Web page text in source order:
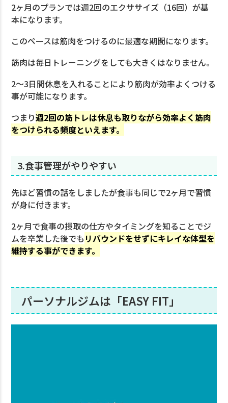
2ヶ月のプランでは週2回のエクササイズ（16回）が基
本になります。
このペースは筋肉をつけるのに最適な期間になります。
筋肉は毎日トレーニングをしても大きくはなりません。
2〜3日間休息を入れることにより筋肉が効率よくつける
事が可能になります。
つまり週2回の筋トレは休息も取りながら効率よく筋肉
をつけられる頻度といえます。
3.食事管理がやりやすい
先ほど習慣の話をしましたが食事も同じで2ヶ月で習慣
が身に付きます。
2ヶ月で食事の摂取の仕方やタイミングを知ることでジ
ムを卒業した後でも リバウンドをせずにキレイな体型を
維持する事ができます。
パーソナルジムは「EASY FIT」